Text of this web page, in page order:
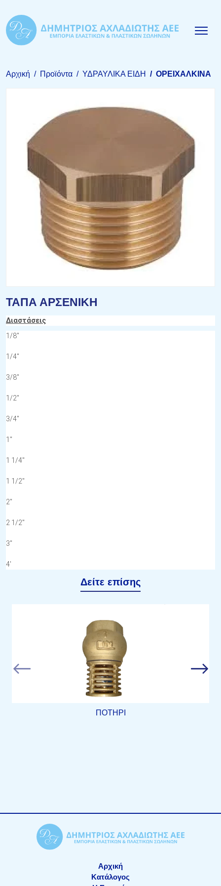
Αρχική Προϊόντα ΥΔΡΑΥΛΙΚΑ ΕΙΔΗ ΟΡΕΙΧΑΛΚΙΝΑ
ΤΑΠΑ ΑΡΣΕΝΙΚΗ
Διαστάσεις
1/8''
1/4''
3/8''
1/2''
3/4''
1''
1 1/4''
1 1/2''
2''
2 1/2''
3''
4'
Δείτε επίσης
ΠΟΤΗΡΙ
Αρχική
Κατάλογος